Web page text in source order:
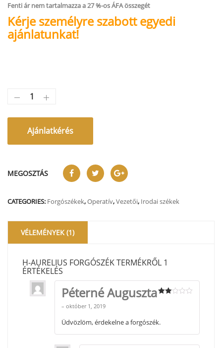
Fenti ár nem tartalmazza a 27 %-os ÁFA összegét
Kérje személyre szabott egyedi
ajánlatunkat!
Ajánlatkérés
MEGOSZTÁS
CATEGORIES: Forgószékek,Operatív,Vezetői, Irodai székek
VÉLEMÉNYEK (1)
H-AURELIUS FORGÓSZÉKTERMÉKRŐL 1
ÉRTÉKELÉS
Péterné Auguszta
– október 1, 2019
Üdvözlöm, érdekelne a forgószék.